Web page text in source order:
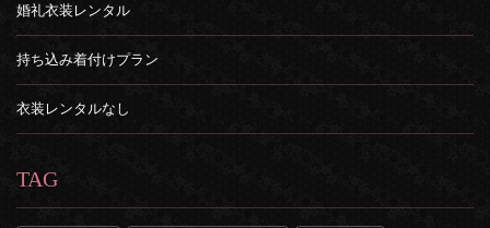
婚礼衣装レンタル
持ち込み着付けプラン
衣装レンタルなし
TAG